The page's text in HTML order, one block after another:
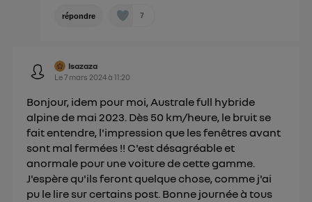
répondre 7
Isazaza
Le7 mars 2024à11:20
Bonjour, idem pour moi, Australe full hybride
alpine de mai 2023. Dès 50 km/heure, le bruit se
fait entendre, l'impression que les fenêtres avant
sont mal fermées !! C'est désagréable et
anormale pour une voiture de cette gamme.
J'espère qu'ils feront quelque chose, comme j'ai
pu le lire sur certains post. Bonne journée à tous